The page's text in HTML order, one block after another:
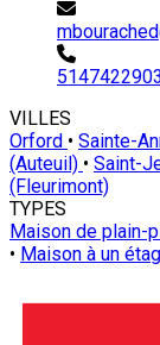
5147422903
VILLES
Orford • Sainte-
(Auteuil) • Saint-
(Fleurimont)
TYPES
Maison de plain-
• Maison à un